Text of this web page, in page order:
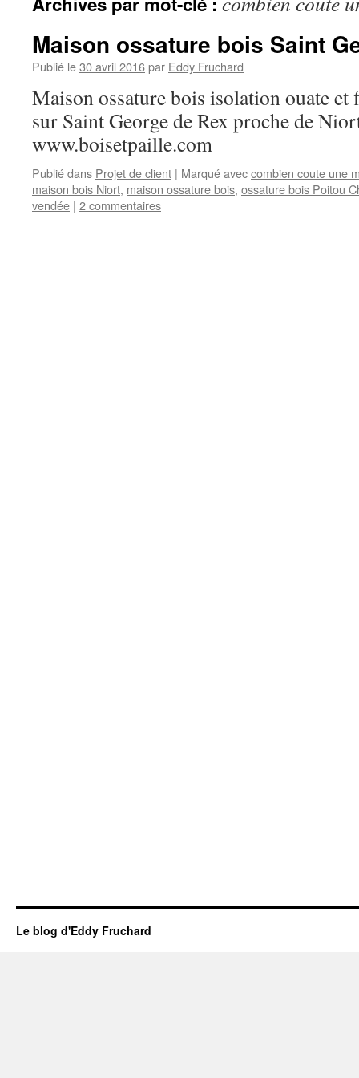
Maison ossature bois Saint
Publié le30 avril 2016par Eddy Fruchard
Maison ossature bois isolation ouate et
sur Saint George de Rex proche de
www.boisetpaille.com
Publié dans Projet de client | Marqué aveccombien coute une
maison bois Niort, maison ossature bois, ossature bois Poitou
vendée | 2 commentaires
Le blog d'Eddy Fruchard